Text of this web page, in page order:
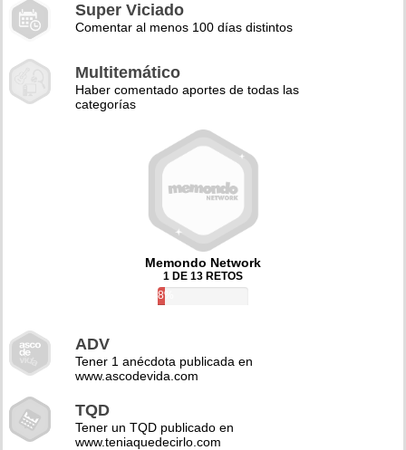
Super Viciado
Comentar al menos 100 días distintos
Multitemático
Haber comentado aportes de todas las
categorías
Memondo Network
1 DE 13 RETOS
8%
ADV
Tener 1 anécdota publicada en
www.ascodevida.com
TQD
Tener un TQD publicado en
www.teniaquedecirlo.com